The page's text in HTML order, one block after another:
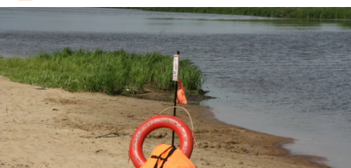
Новости мира
Все материалы 7инфо
О НАС
ПОИСК ПО САЙТУ